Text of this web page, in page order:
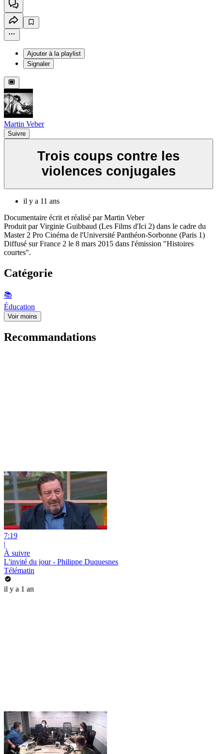
Ajouter à la playlist
Signaler
Martin Veber
Suivre
Trois coups contre les
violences conjugales
il y a 11 ans
Documentaire écrit et réalisé par Martin Veber
Produit par Virginie Guibbaud (Les Films d'Ici 2) dans le cadre du
Master 2 Pro Cinéma de l'Université Panthéon-Sorbonne (Paris 1)
Diffusé sur France 2 le 8 mars 2015 dans l'émission "Histoires
courtes".
Catégorie
📚
Éducation
Voir moins
Recommandations
7:19
|
À suivre
L'invité du jour - Philippe Duquesnes
Télématin
il y a 1 an